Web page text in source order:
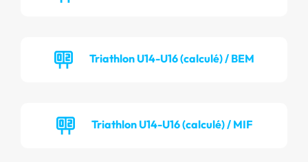
Triathlon U14-U16 (calculé) / BEM
Triathlon U14-U16 (calculé) / MIF